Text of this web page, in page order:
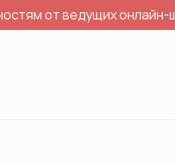
от ведущих онлайн-